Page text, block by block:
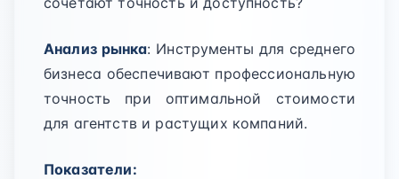
Анализ рынка: Инструменты для среднего
бизнеса обеспечивают профессиональную
точность при оптимальной стоимости
для агентств и растущих компаний.
Показатели: